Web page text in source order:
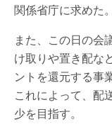
関係省庁に求めた。
また、この日の会
け取りや置き配な
ントを還元する事
これによって、配
少を目指す。